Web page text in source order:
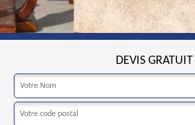
DEVIS GRATUIT